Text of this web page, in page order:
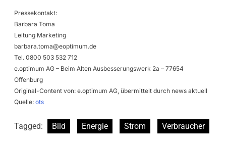
Pressekontakt:
Barbara Toma
Leitung Marketing
barbara.toma@eoptimum.de
Tel. 0800 503 532 712
e.optimum AG – Beim Alten Ausbesserungswerk 2a – 77654
Offenburg
Original-Content von: e.optimum AG, übermittelt durch news aktuell
Quelle: ots
Tagged: Bild Energie Strom Verbraucher